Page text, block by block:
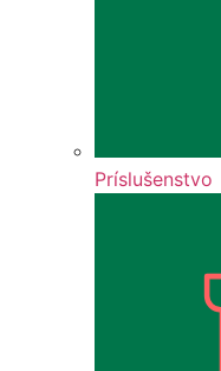
Príslušenstvo